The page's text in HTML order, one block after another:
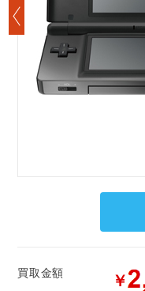
買取金額 ￥